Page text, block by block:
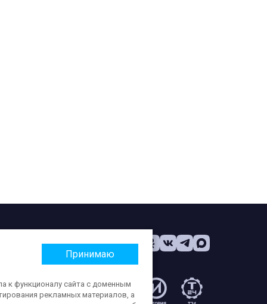
Принимаю
к функционалу сайта с доменным
рекламных материалов, а